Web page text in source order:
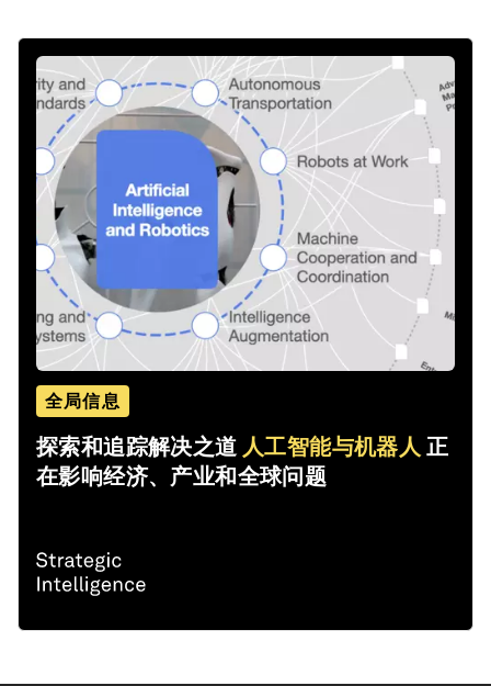
全局信息
探索和追踪解决之道 人工智能与机器人 正
在影响经济、产业和全球问题